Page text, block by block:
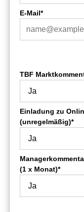
E-Mail*
TBF
Einladung zu
(unregelmäßig)*
(1 x Monat)*